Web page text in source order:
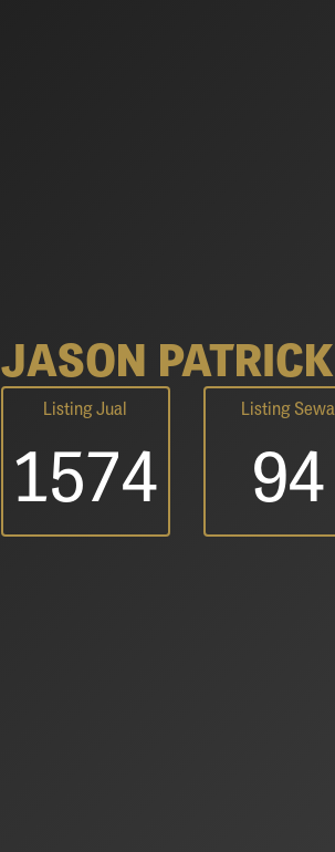
JASON PATRICK
Listing Jual
1574
Listing Sewa
94